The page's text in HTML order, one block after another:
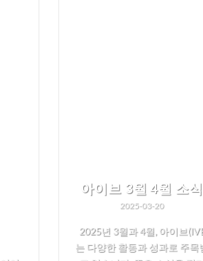
아이브 3월 4월 소식
2025-03-20
2025년 3월과 4월, 아이브
는 다양한 활동과 성과로 주목